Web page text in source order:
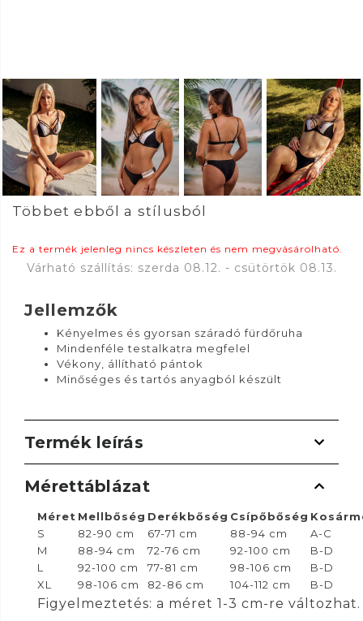
Többet ebből a stílusból
Ez a termék jelenleg nincs készleten és nem megvásárolható.
Várható szállítás: szerda 08.12. - csütörtök 08.13.
Jellemzők
Kényelmes és gyorsan száradó fürdőruha
Mindenféle testalkatra megfelel
Vékony, állítható pántok
Minőséges és tartós anyagból készült
Termék leírás
Mérettáblázat
Méret Mellbőség Derékbőség Csípőbőség
S
82-90 cm 67-71 cm 88-94 cm
A-C
M
88-94 cm 72-76 cm 92-100 cm
B-D
L
92-100 cm 77-81 cm 98-106 cm
B-D
XL
98-106 cm 82-86 cm 104-112 cm B-D
Figyelmeztetés: a méret 1-3 cm-re változhat.